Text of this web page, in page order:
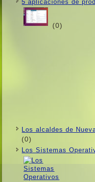
5 aplicaciones de
(0)
Los alcaldes de
(0)
Los Sistemas